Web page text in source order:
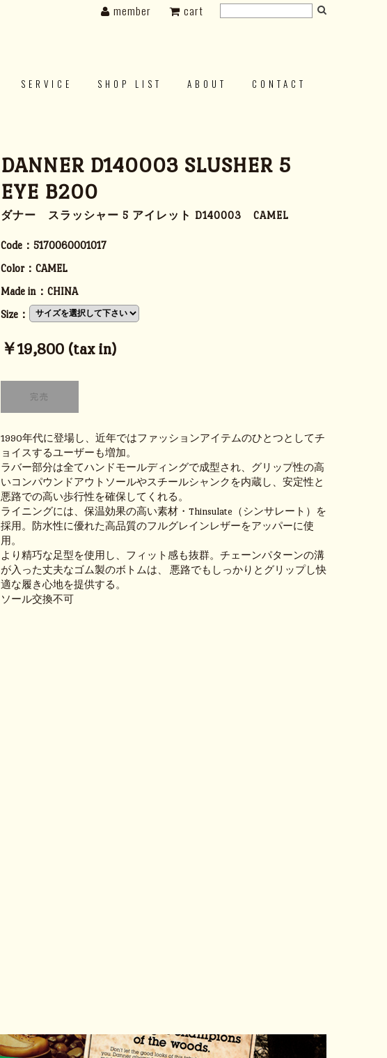
SERVICE SHOP LIST ABOUT CONTACT
member cart
DANNER D140003 SLUSHER 5
EYE B200
ダナー スラッシャー 5 アイレット D140003 CAMEL
Code： 5170060001017
Color： CAMEL
Made in： CHINA
Size：
￥19,800 (tax in)
1990年代に登場し、近年ではファッションアイテムのひとつとしてチ
ョイスするユーザーも増加。
ラバー部分は全てハンドモールディングで成型され、グリップ性の高
いコンパウンドアウトソールやスチールシャンクを内蔵し、安定性と
悪路での高い歩行性を確保してくれる。
ライニングには、保温効果の高い素材・Thinsulate（シンサレート）を
採用。防水性に優れた高品質のフルグレインレザーをアッパーに使
用。
より精巧な足型を使用し、フィット感も抜群。チェーンパターンの溝
が入った丈夫なゴム製のボトムは、 悪路でもしっかりとグリップし快
適な履き心地を提供する。
ソール交換不可